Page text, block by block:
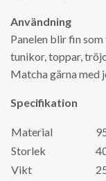
Användning
Panelen blir fin
tunikor, toppar,
Matcha gärna med
Specifikation
Material
Storlek
Vikt